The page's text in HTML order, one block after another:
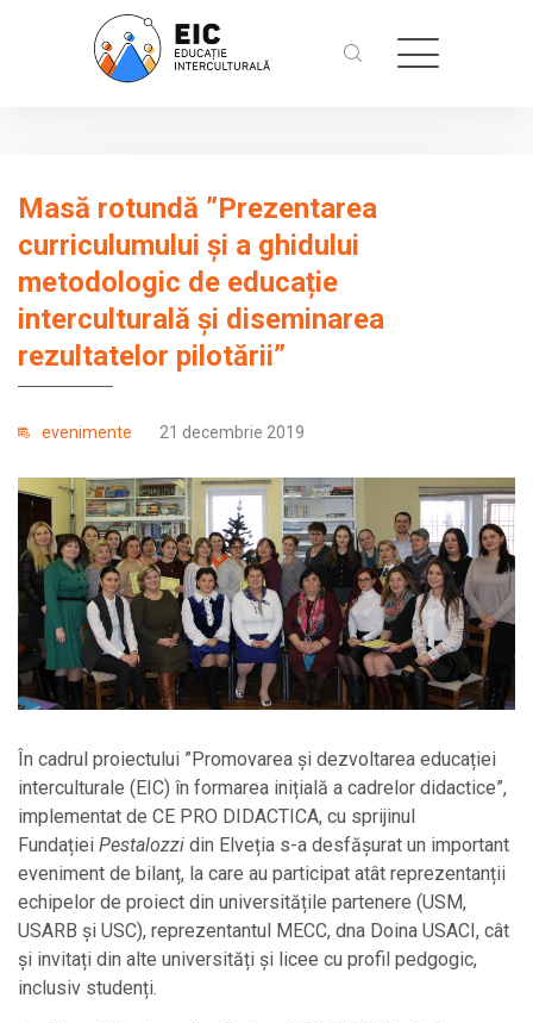
Masă rotundă ”Prezentarea
curriculumului și a ghidului
metodologic de educație
interculturală și diseminarea
rezultatelor pilotării”
evenimente 21 decembrie 2019
În cadrul proiectului ”Promovarea și dezvoltarea educației
interculturale (EIC) în formarea inițială a cadrelor didactice”,
implementat de CE PRO DIDACTICA, cu sprijinul
Fundației Pestalozzi din Elveția s-a desfășurat un important
eveniment de bilanț, la care au participat atât reprezentanții
echipelor de proiect din universitățile partenere (USM,
USARB şi USC), reprezentantul MECC, dna Doina USACI, cât
și invitați din alte universități și licee cu profil pedgogic,
inclusiv studenți.